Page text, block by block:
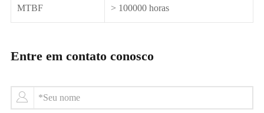
MTBF > 100000 horas
Entre em contato conosco